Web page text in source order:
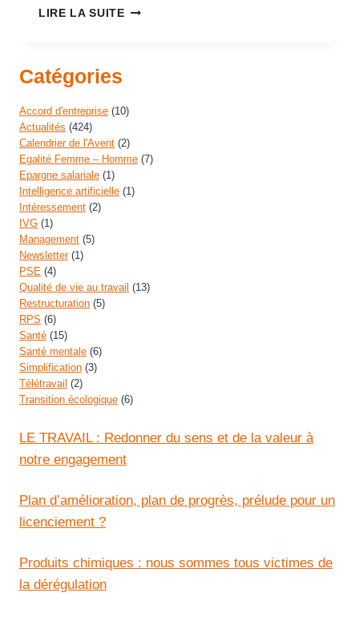
LIRE LA SUITE
Catégories
Accord d'entreprise (10)
Actualités (424)
Calendrier de l'Avent (2)
Egalité Femme – Homme (7)
Epargne salariale (1)
Intelligence artificielle (1)
Intéressement (2)
IVG (1)
Management (5)
Newsletter(1)
PSE (4)
Qualité de vie au travail (13)
Restructuration (5)
RPS (6)
Santé (15)
Santé mentale (6)
Simplification (3)
Télétravail (2)
Transition écologique (6)
LE TRAVAIL : Redonner du sens et de la valeur à
notre engagement
Plan d’amélioration, plan de progrès, prélude pour un
licenciement ?
Produits chimiques : nous sommes tous victimes de
la dérégulation